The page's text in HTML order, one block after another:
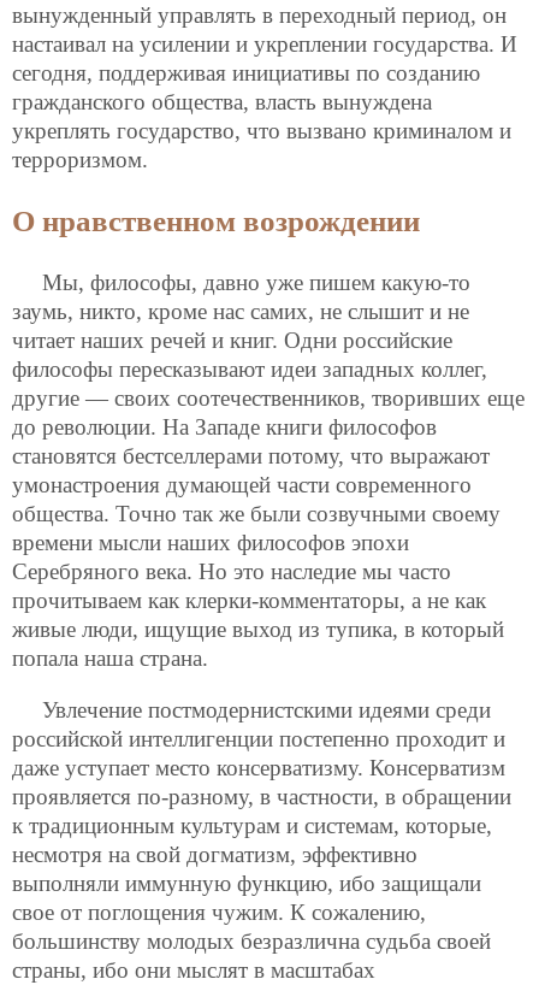
вынужденный управлять в переходный период, он
настаивал на усилении и укреплении государства. И
сегодня, поддерживая инициативы по созданию
гражданского общества, власть вынуждена
укреплять государство, что вызвано криминалом и
терроризмом.
О нравственном возрождении
Мы, философы, давно уже пишем какую-то
заумь, никто, кроме нас самих, не слышит и не
читает наших речей и книг. Одни российские
философы пересказывают идеи западных коллег,
другие — своих соотечественников, творивших еще
до революции. На Западе книги философов
становятся бестселлерами потому, что выражают
умонастроения думающей части современного
общества. Точно так же были созвучными своему
времени мысли наших философов эпохи
Серебряного века. Но это наследие мы часто
прочитываем как клерки-комментаторы, а не как
живые люди, ищущие выход из тупика, в который
попала наша страна.
Увлечение постмодернистскими идеями среди
российской интеллигенции постепенно проходит и
даже уступает место консерватизму. Консерватизм
проявляется по-разному, в частности, в обращении
к традиционным культурам и системам, которые,
несмотря на свой догматизм, эффективно
выполняли иммунную функцию, ибо защищали
свое от поглощения чужим. К сожалению,
большинству молодых безразлична судьба своей
страны, ибо они мыслят в масштабах